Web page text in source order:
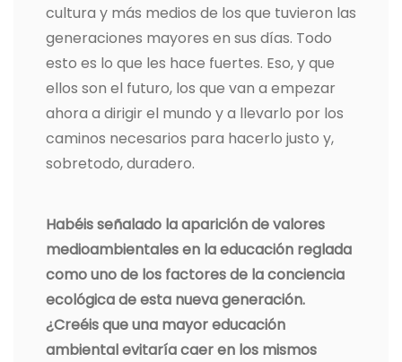
cultura y más medios de los que tuvieron las
generaciones mayores en sus días. Todo
esto es lo que les hace fuertes. Eso, y que
ellos son el futuro, los que van a empezar
ahora a dirigir el mundo y a llevarlo por los
caminos necesarios para hacerlo justo y,
sobretodo, duradero.
Habéis señalado la aparición de valores
medioambientales en la educación reglada
como uno de los factores de la conciencia
ecológica de esta nueva generación.
¿Creéis que una mayor educación
ambiental evitaría caer en los mismos